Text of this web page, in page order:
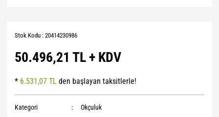
Stok Kodu : 20414230986
50.496,21 TL + KDV
* 6.531,07 TL den başlayan taksitlerle!
Kategori
Okçuluk